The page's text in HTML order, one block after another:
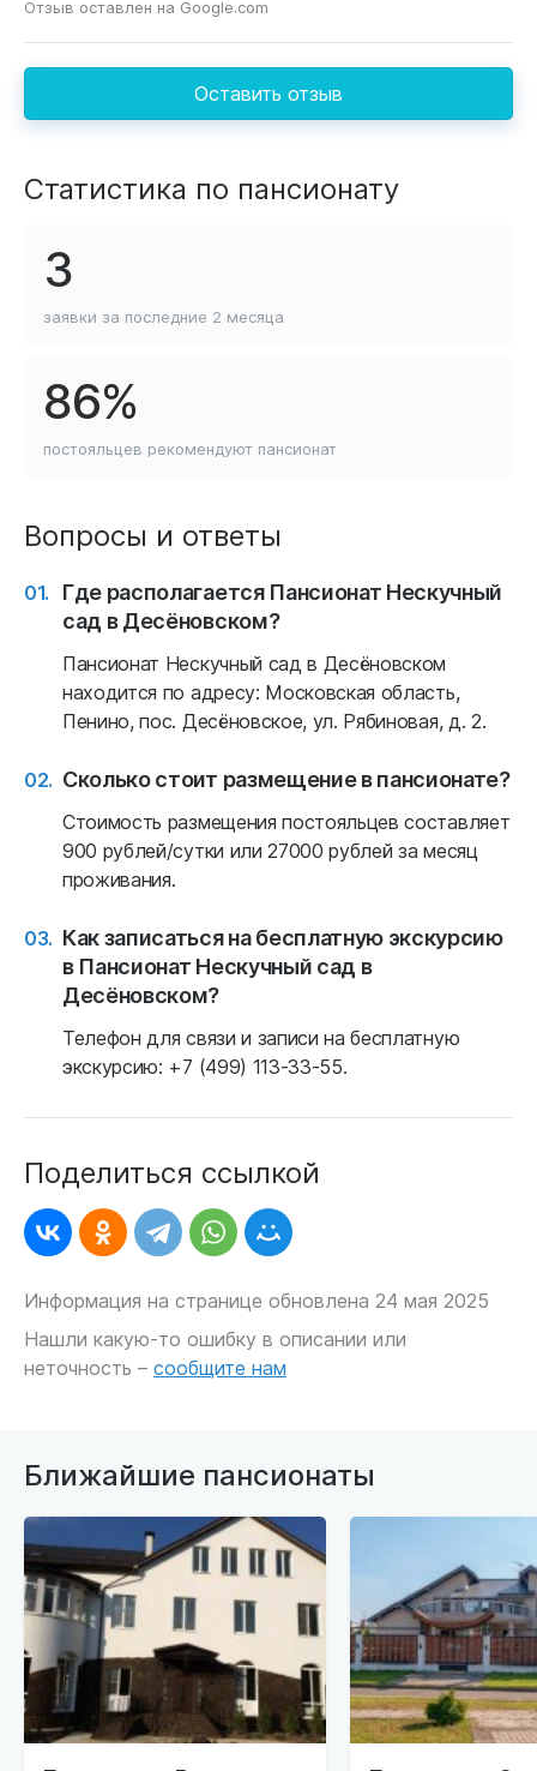
Отзыв оставлен на Google.com
Оставить отзыв
Статистика по пансионату
3
заявки за последние 2 месяца
86%
постояльцев рекомендуют пансионат
Вопросы и ответы
Где располагается Пансионат Нескучный
сад в Десёновском?
Пансионат Нескучный сад в Десёновском
находится по адресу: Московская область,
Пенино, пос. Десёновское, ул. Рябиновая, д. 2.
Сколько стоит размещение в пансионате?
Стоимость размещения постояльцев составляет
900 рублей/сутки или 27000 рублей за месяц
проживания.
Как записаться на бесплатную экскурсию
в Пансионат Нескучный сад в
Десёновском?
Телефон для связи и записи на бесплатную
экскурсию: +7 (499) 113-33-55.
Поделиться ссылкой
Информация на странице обновлена 24 мая 2025
Нашли какую-то ошибку в описании или
неточность – сообщите нам
Ближайшие пансионаты